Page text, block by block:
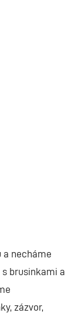
a necháme
brusinkami a
zázvor,